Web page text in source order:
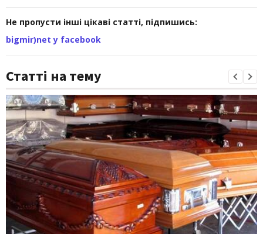
Не пропусти інші цікаві статті, підпишись:
bigmir)net у facebook
Статті на тему